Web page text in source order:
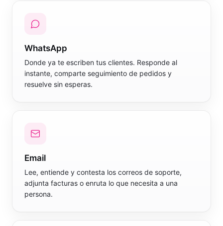
WhatsApp
Donde ya te escriben tus clientes. Responde al
instante, comparte seguimiento de pedidos y
resuelve sin esperas.
Email
Lee, entiende y contesta los correos de soporte,
adjunta facturas o enruta lo que necesita a una
persona.